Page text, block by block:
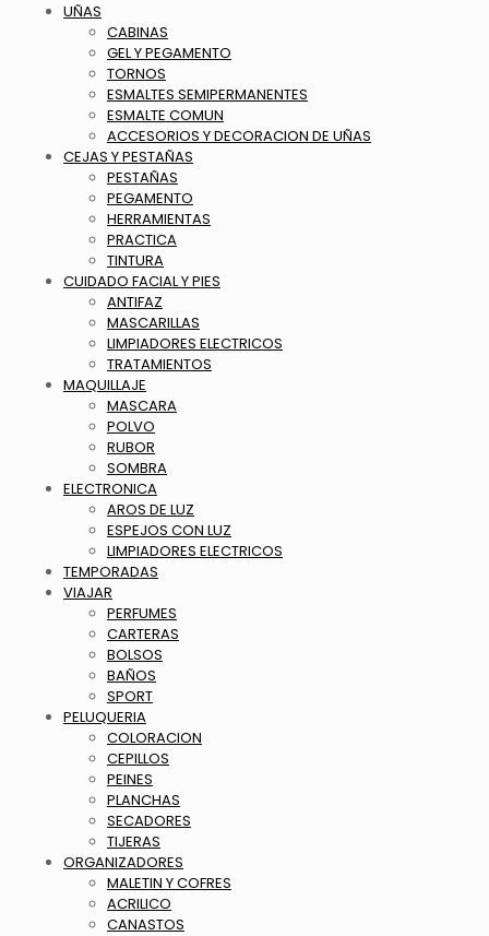
UÑAS
CABINAS
GEL Y PEGAMENTO
TORNOS
ESMALTES SEMIPERMANENTES
ESMALTE COMUN
ACCESORIOS Y DECORACION DE UÑAS
CEJAS Y PESTAÑAS
PESTAÑAS
PEGAMENTO
HERRAMIENTAS
PRACTICA
TINTURA
CUIDADO FACIAL Y PIES
ANTIFAZ
MASCARILLAS
LIMPIADORES ELECTRICOS
TRATAMIENTOS
MAQUILLAJE
MASCARA
POLVO
RUBOR
SOMBRA
ELECTRONICA
AROS DE LUZ
ESPEJOS CON LUZ
LIMPIADORES ELECTRICOS
TEMPORADAS
VIAJAR
PERFUMES
CARTERAS
BOLSOS
BAÑOS
SPORT
PELUQUERIA
COLORACION
CEPILLOS
PEINES
PLANCHAS
SECADORES
TIJERAS
ORGANIZADORES
MALETIN Y COFRES
ACRILICO
CANASTOS